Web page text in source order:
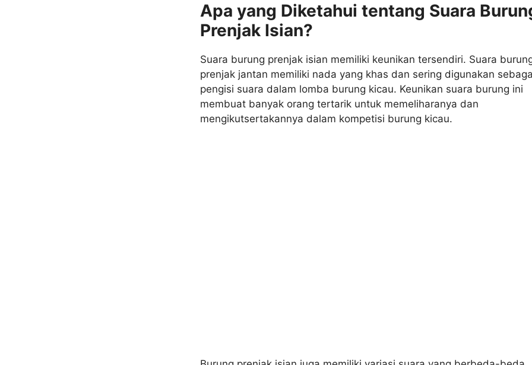
Apa yang Diketahui tentang Suara
Prenjak Isian?
Suara burung prenjak isian memiliki keunikan tersendiri. Suara
prenjak jantan memiliki nada yang khas dan sering digunakan
pengisi suara dalam lomba burung kicau. Keunikan suara burung ini
membuat banyak orang tertarik untuk memeliharanya dan
mengikutsertakannya dalam kompetisi burung kicau.